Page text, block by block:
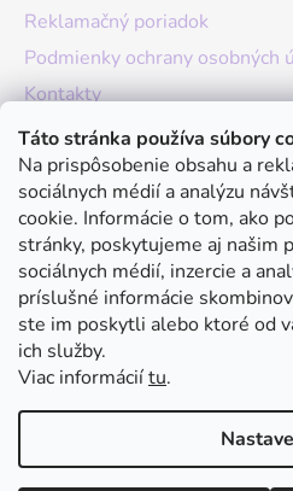
Táto stránka používa súbory
Na prispôsobenie obsahu a
sociálnych médií a analýzu
cookie. Informácie o tom, ako
stránky, poskytujeme aj našim
sociálnych médií, inzercie a
príslušné informácie
ste im poskytli alebo ktoré od
ich služby.
Viac informáciítu.
Reklamačný poriadok
Podmienky ochrany osobných
Kontakty
O nás
Hodnotenie obchodu
Moja objednávka
Instagram